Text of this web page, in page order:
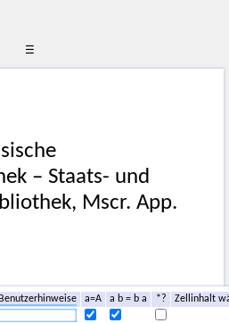
☰
– Staats- und
Mscr. App.
a=A a b = b a *?
Zellinhalt